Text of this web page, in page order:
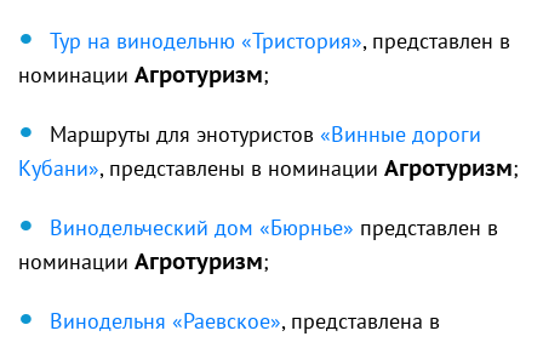
Тур на винодельню «Тристория», представлен в
номинации Агротуризм;
Маршруты для энотуристов «Винные дороги
Кубани», представлены в номинации Агротуризм;
Винодельческий дом «Бюрнье» представлен в
номинации Агротуризм;
Винодельня «Раевское», представлена в